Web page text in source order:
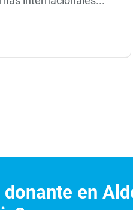
donante en